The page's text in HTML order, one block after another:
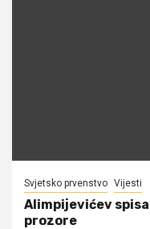
Svjetsko prvenstvo Vijesti
Alimpijevićev
prozore